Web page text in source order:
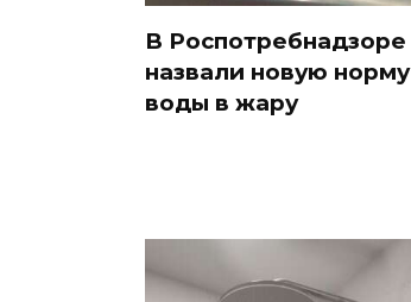
В Роспотребнадзоре
назвали новую норму
воды в жару